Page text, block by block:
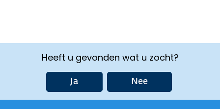
Heeft u gevonden wat u zocht?
Ja Nee